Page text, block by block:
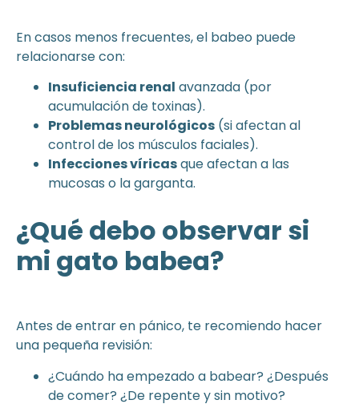
En casos menos frecuentes, el babeo puede
relacionarse con:
Insuficiencia renal avanzada (por
acumulación de toxinas).
Problemas neurológicos (si afectan al
control de los músculos faciales).
Infecciones víricasque afectan a las
mucosas o la garganta.
¿Qué debo observar si
mi gato babea?
Antes de entrar en pánico, te recomiendo hacer
una pequeña revisión:
¿Cuándo ha empezado a babear? ¿Después
de comer? ¿De repente y sin motivo?